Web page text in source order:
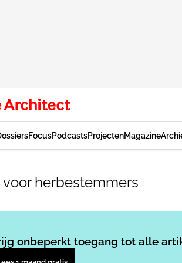
FocusPodcastsProjectenMagazine
voor herbestemmers
onbeperkt toegang tot alle